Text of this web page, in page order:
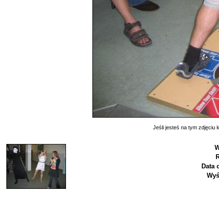
Jeśli jesteś na tym zdjęciu
Data